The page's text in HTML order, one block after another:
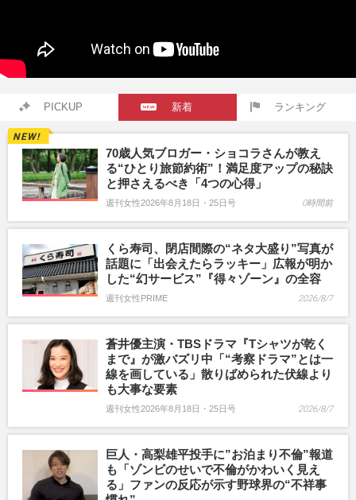
PICKUP 新着 ランキング
70歳人気ブロガー・ショコラさんが教え
る“ひとり旅節約術”！満足度アップの秘訣
と押さえるべき「4つの心得」
週刊女性2026年8月18日・25日号 0時間前
くら寿司、閉店間際の“ネタ大盛り”写真が
話題に「出会えたらラッキー」広報が明か
した“幻サービス”『得々ゾーン』の全容
週刊女性PRIME 2026/8/7
蒼井優主演・TBSドラマ『Tシャツが乾く
まで』が激バズリ中「“考察ドラマ”とは一
線を画している」散りばめられた伏線より
も大事な要素
週刊女性2026年8月18日・25日号 2026/8/7
巨人・高梨雄平投手に”お泊まり不倫”報道
も「ゾンビのせいで不倫がかわいく見え
る」ファンの反応が示す野球界の“不祥事